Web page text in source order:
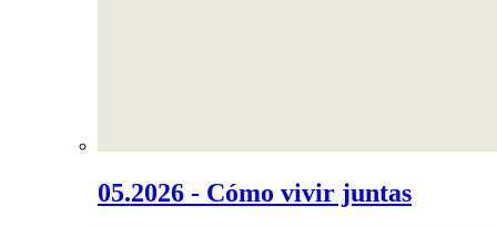
05.2026 - Cómo vivir juntas